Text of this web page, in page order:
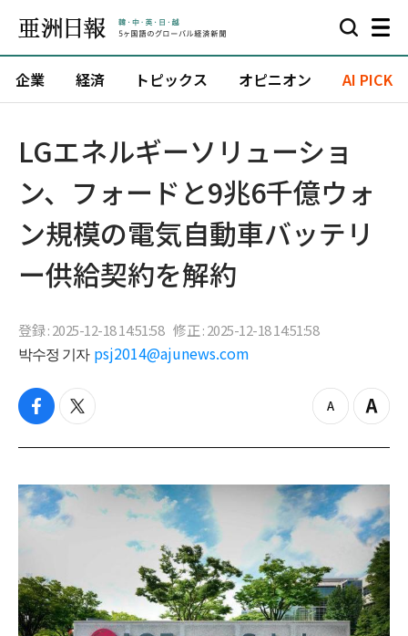
企業 経済 トピックス オピニオン AI PICK
LGエネルギーソリューショ
ン、フォードと9兆6千億ウォ
ン規模の電気自動車バッテリ
ー供給契約を解約
登録 : 2025-12-18 14:51:58 修正 : 2025-12-18 14:51:58
박수정 기자 psj2014@ajunews.com
f
c
b
o
o
t
i
t
e
z
o
o
u
t
Z
o
i